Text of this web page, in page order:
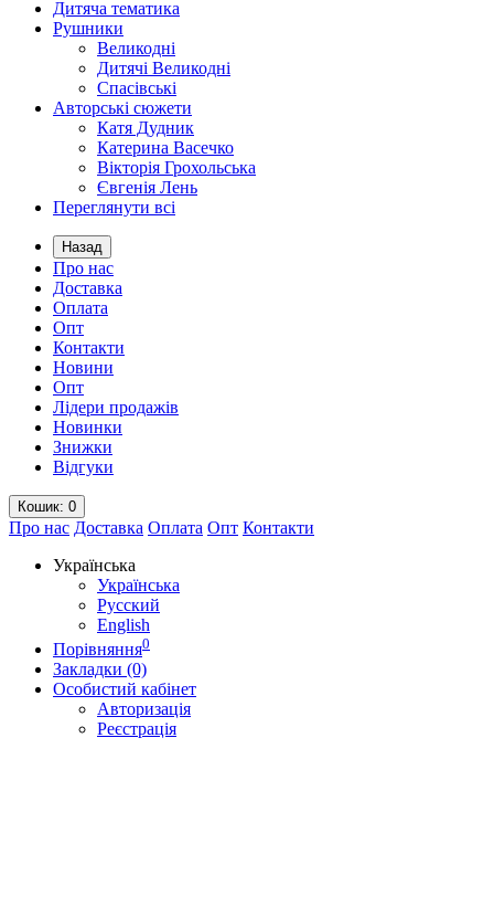
Дитяча тематика
Рушники
Великодні
Дитячі Великодні
Спасівські
Авторські сюжети
Катя Дудник
Катерина Васечко
Вікторія Грохольська
Євгенія Лень
Переглянути всі
Назад
Про нас
Доставка
Оплата
Опт
Контакти
Новини
Опт
Лідери продажів
Новинки
Знижки
Відгуки
Кошик: 0
Про нас Доставка Оплата Опт Контакти
Українська
Українська
Русский
English
Порівняння0
Закладки (0)
Особистий кабінет
Авторизація
Реєстрація